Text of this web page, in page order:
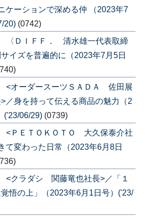
ケーションで深める仲 （2023年7
20) (0742)
〈ＤＩＦＦ． 清水雄一代表取締
イズを普遍的に（2023年7月5日
<オーダースーツＳＡＤＡ 佐田展
／身を持って伝える商品の魅力（2
('23/06/29) (0739)
<ＰＥＴＯＫＯＴＯ 大久保泰介社
て変わった日常（2023年6月8日
<クラダシ 関藤竜也社長>／「１
悟の上」（2023年6月1日号）('23/